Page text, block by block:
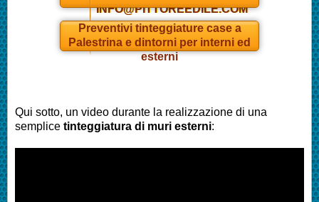
INFO@PITTOREEDILE.COM
Preventivi tinteggiature case a
Palestrina e dintorni per interni ed
esterni
Qui sotto, un video durante la realizzazione di una
semplice tinteggiatura di muri esterni: